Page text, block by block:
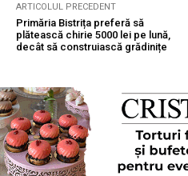
ARTICOLUL PRECEDENT
Primăria Bistrița preferă să
plătească chirie 5000 lei pe lună,
decât să construiască grădinițe